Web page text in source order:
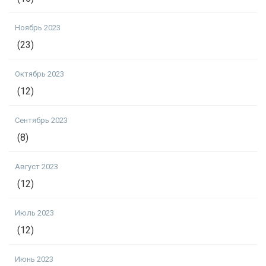
Ноябрь 2023
(23)
Октябрь 2023
(12)
Сентябрь 2023
(8)
Август 2023
(12)
Июль 2023
(12)
Июнь 2023